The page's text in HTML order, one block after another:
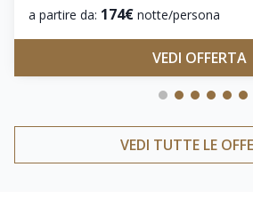
a partire da: 174€ notte/persona
VEDI OFFERTA
VEDI TUTTE LE